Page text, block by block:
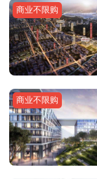
商业不限购
商业不限购